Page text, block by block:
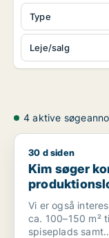
Type
Leje/salg
4 aktive
Kim søger
30 d siden
Kim søger
Nibe eller
Vi er også
ca. 100–150 m²
spiseplads